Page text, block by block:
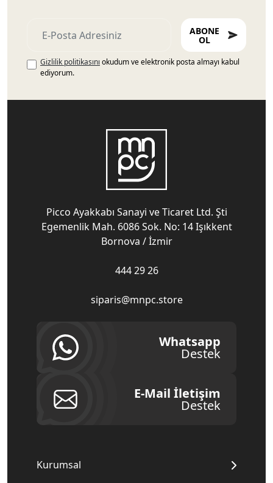
ABONE
OL
Gizlilik politikasını okudum ve elektronik posta almayı kabul
ediyorum.
Picco Ayakkabı Sanayi ve Ticaret Ltd. Şti
Egemenlik Mah. 6086 Sok. No: 14 Işıkkent
Bornova / İzmir
444 29 26
siparis@mnpc.store
Whatsapp
Destek
E-Mail İletişim
Destek
Kurumsal